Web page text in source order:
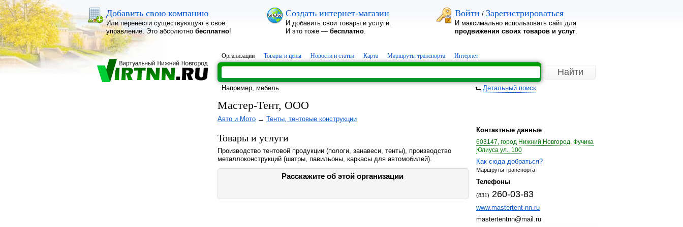
Добавить свою компанию
Или перенести существующую в своё
управление. Это абсолютно бесплатно!
Создать интернет-магазин
И добавить свои товары и услуги.
И это тоже — бесплатно.
Войти / Зарегистрироваться
И максимально использовать сайт для
продвижения своих товаров и услуг.
Организации Товары и цены Новости и статьи Карта Маршруты транспорта Интернет
Например, мебель Детальный поиск
Мастер-Тент, ООО
Авто и Мото → Тенты, тентовые конструкции
Товары и услуги
Производство тентовой продукции (пологи, занавеси, тенты), производство
металлоконструкций (шатры, павильоны, каркасы для автомобилей).
Расскажите об этой организации
Контактные данные
603147, город Нижний Новгород, Фучика
Юлиуса ул., 100
Как сюда добраться?
Маршруты транспорта
Телефоны
(831) 260-03-83
www.mastertent-nn.ru
mastertentnn@mail.ru